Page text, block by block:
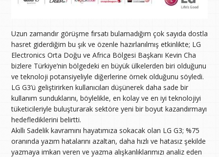
Uzun zamandır görüşme fırsatı bulamadığım çok sayıda dostla
hasret giderdiğim bu şık ve özenle hazırlanılmış etkinlikte; LG
Electronics Orta Doğu ve Africa Bölgesi Başkanı Kevin Cha
bizlere Türkiye’nin bölgedeki en büyük ülkelerden biri olduğunu
ve teknoloji potansiyeliyle diğerlerine örnek olduğunu söyledi.
LG G3’ü geliştirirken kullanıcıları düşünerek daha sade bir
kullanım sunduklarını, böylelikle, en kolay ve en iyi teknolojiyi
tüketicileriyle buluşturarak sektöre yeni bir boyut kazandırmayı
hedeflediklerini belirtti.
Akıllı Sadelik kavramını hayatımıza sokacak olan LG G3; %75
oranında yazım hatalarını azaltan, daha hızlı ve hatasız şekilde
yazmaya imkan veren ve yazma alışkanlıklarımızı analiz eden